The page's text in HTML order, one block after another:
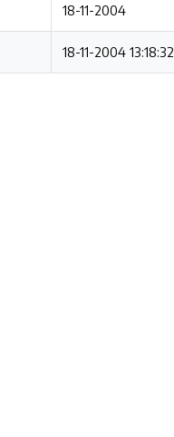
18-11-2004
18-11-2004 13:18:32